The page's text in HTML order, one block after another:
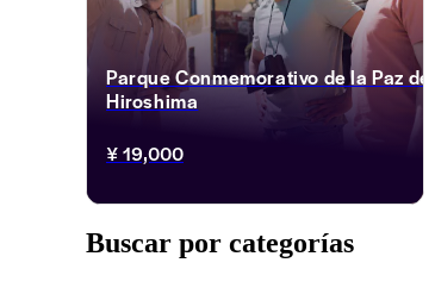
Parque Conmemorativo de la Paz de
Hiroshima
¥ 19,000
Buscar por categorías